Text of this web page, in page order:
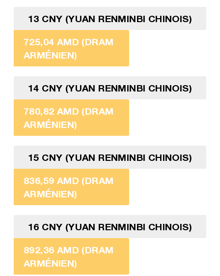
13 CNY (YUAN RENMINBI CHINOIS)
725,04 AMD (DRAM
ARMÉNIEN)
14 CNY (YUAN RENMINBI CHINOIS)
780,82 AMD (DRAM
ARMÉNIEN)
15 CNY (YUAN RENMINBI CHINOIS)
836,59 AMD (DRAM
ARMÉNIEN)
16 CNY (YUAN RENMINBI CHINOIS)
892,36 AMD (DRAM
ARMÉNIEN)